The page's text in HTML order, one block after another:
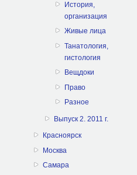
История,
организация
Живые лица
Танатология,
гистология
Вещдоки
Право
Разное
Выпуск 2. 2011 г.
Красноярск
Москва
Самара